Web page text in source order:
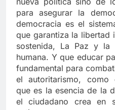
para asegurar la
democracia es el
que garantiza la libertad
sostenida, La Paz y la
humana. Y que educar
fundamental para
el autoritarismo, como
que es la esencia de la
el ciudadano crea en